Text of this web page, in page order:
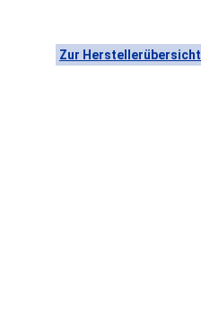
Zur Herstellerübersicht